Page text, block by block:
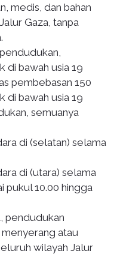
medis, dan bahan
Gaza, tanpa
di bawah usia 19
pembebasan 150
di bawah usia 19
semuanya
di (selatan) selama
di (utara) selama
pukul 10.00 hingga
pendudukan
atau
wilayah Jalur